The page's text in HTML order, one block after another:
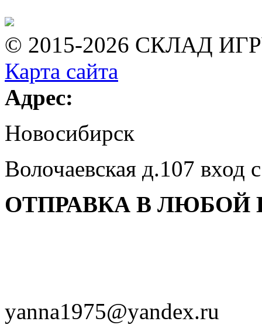
© 2015-2026 СКЛАД
Карта сайта
Адрес:
Новосибирск
Волочаевская д.107 вход
ОТПРАВКА В ЛЮБОЙ
yanna1975@yandex.ru